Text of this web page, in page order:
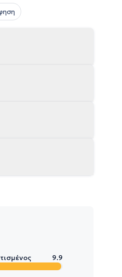
9.9